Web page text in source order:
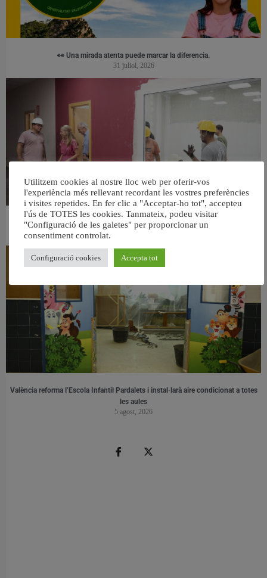
👀 Una mirada atenta puede marcar la diferencia.
31 juliol, 2026
València ultima el nou centre per a persones majors del barri de Sant Antoni
València reforma l’Escola Infantil Pardalets i instal·larà aire condicionat a totes
les aules
5 agost, 2026
Utilitzem cookies al nostre lloc web per oferir-vos
l'experiència més rellevant recordant les vostres preferències
i visites repetides. En fer clic a "Acceptar-ho tot", accepteu
l'ús de TOTES les cookies. Tanmateix, podeu visitar
"Configuració de les galetes" per proporcionar un
consentiment controlat.
Configuració cookies Accepta tot